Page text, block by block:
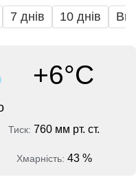
7 днів 10 днів
+6°C
Тиск: 760 мм рт. ст.
Хмарність: 43 %